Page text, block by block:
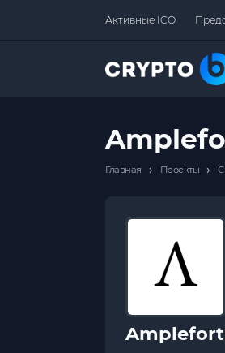
Активные ICO
Главная › Проекты ›